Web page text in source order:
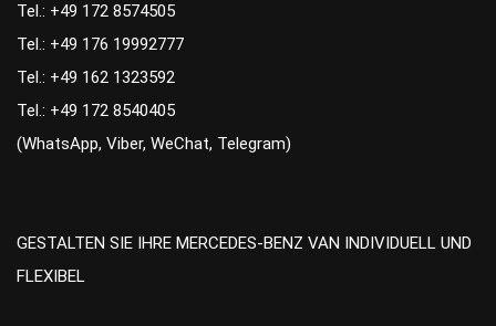
Tel.: +49 172 8574505
Tel.: +49 176 19992777
Tel.: +49 162 1323592
Tel.: +49 172 8540405
(WhatsApp, Viber, WeChat, Telegram)
GESTALTEN SIE IHRE MERCEDES-BENZ VAN INDIVIDUELL UND
FLEXIBEL